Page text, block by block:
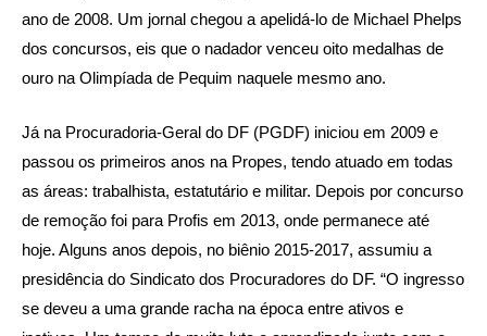
ano de 2008. Um jornal chegou a apelidá-lo de Michael Phelps
dos concursos, eis que o nadador venceu oito medalhas de
ouro na Olimpíada de Pequim naquele mesmo ano.
Já na Procuradoria-Geral do DF (PGDF) iniciou em 2009 e
passou os primeiros anos na Propes, tendo atuado em todas
as áreas: trabalhista, estatutário e militar. Depois por concurso
de remoção foi para Profis em 2013, onde permanece até
hoje. Alguns anos depois, no biênio 2015-2017, assumiu a
presidência do Sindicato dos Procuradores do DF. “O ingresso
se deveu a uma grande racha na época entre ativos e